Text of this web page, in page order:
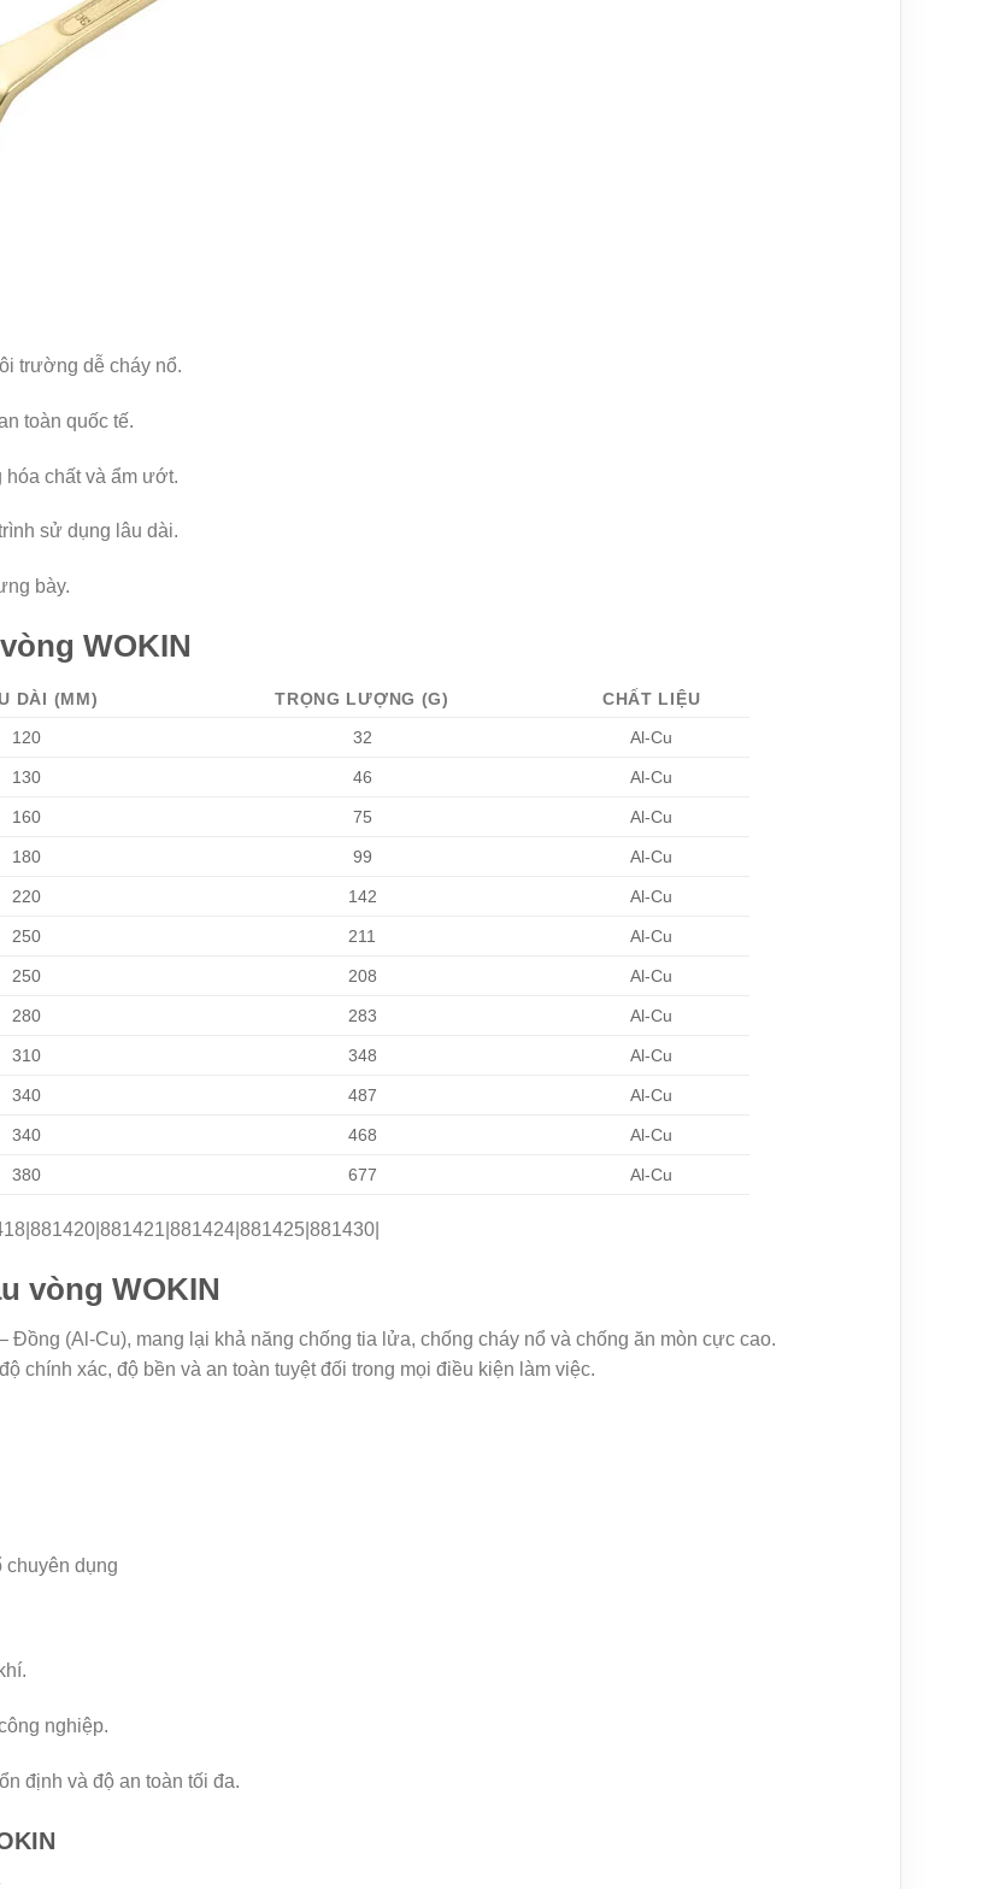
trường dễ cháy nổ.
toàn quốc tế.
chất và ẩm ướt.
sử dụng lâu dài.
bày.
WOKIN
DÀI (MM) TRỌNG LƯỢNG (G)
CHẤT LIỆU
120 32 Al-Cu
130 46 Al-Cu
160 75 Al-Cu
180 99 Al-Cu
220 142 Al-Cu
250 211 Al-Cu
250 208 Al-Cu
280 283 Al-Cu
310 348 Al-Cu
340 487 Al-Cu
340 468 Al-Cu
380 677 Al-Cu
vòng WOKIN
(Al-Cu), mang lại khả năng chống tia lửa, chống cháy nổ và chống ăn mòn cực cao.
chính xác, độ bền và an toàn tuyệt đối trong mọi điều kiện làm việc.
chuyên dụng
nghiệp.
định và độ an toàn tối đa.